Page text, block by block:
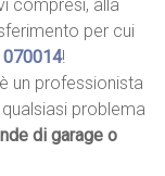
compresi, alla
per cui
!
un professionista
problema
di garage o